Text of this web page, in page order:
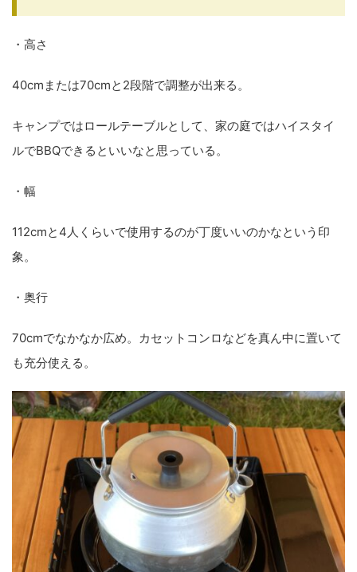
・高さ
40cmまたは70cmと2段階で調整が出来る 。
キャンプではロールテーブルとして、家の庭ではハイスタイ
ルでBBQできるといいなと思っている。
・幅
112cmと 4人くらいで使用するのが丁度いいのかなという印
象 。
・奥行
70cmでなかなか広め。カセットコンロなどを真ん中に置いて
も充分使える。